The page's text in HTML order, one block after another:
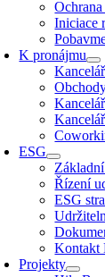
Iniciace
K pronájmu
ESG
Řízení
ESG
Kontakt
Projekty